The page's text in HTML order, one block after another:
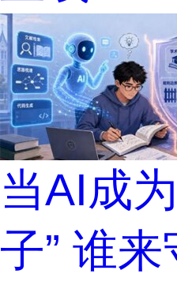
当AI成
子” 谁